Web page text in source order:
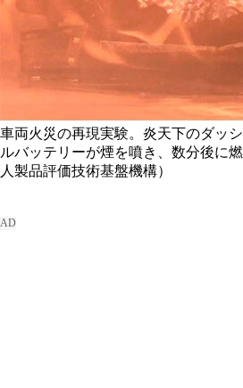
車両火災の再現実験。炎天下のダッ
ルバッテリーが煙を噴き、数分後に
人製品評価技術基盤機構）